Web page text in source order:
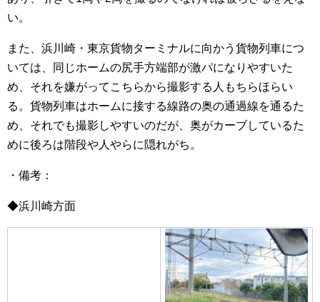
い。
また、浜川崎・東京貨物ターミナルに向かう貨物列車につ
いては、同じホームの尻手方端部が激パになりやすいた
め、それを嫌がってこちらから撮影する人もちらほらい
る。貨物列車はホームに接する線路の奥の通過線を通るた
め、それでも撮影しやすいのだが、奥がカーブしているた
めに後ろは階段や人やらに隠れがち。
・備考：
◆浜川崎方面